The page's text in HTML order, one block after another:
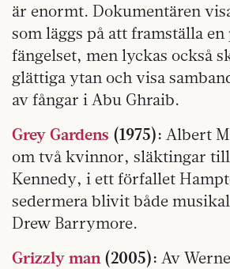
är enormt. Dokumentären
som läggs på att framställa
fängelset, men lyckas också
glättiga ytan och visa
av fångar i Abu Ghraib.
Grey Gardens (1975): Albert
om två kvinnor, släktingar till
Kennedy, i ett förfallet
sedermera blivit både
Drew Barrymore.
Grizzly man(2005): Av